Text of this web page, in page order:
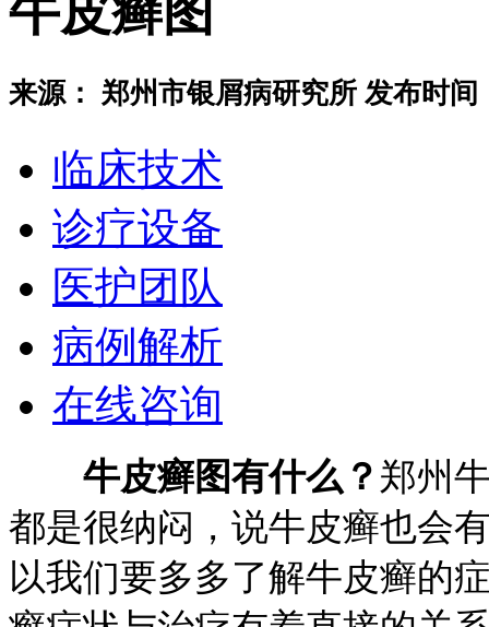
牛皮癣图
来源： 郑州市银屑病研究所 发布时间
临床技术
诊疗设备
医护团队
病例解析
在线咨询
牛皮癣图有什么？ 郑州
都是很纳闷，说牛皮癣也会
以我们要多多了解牛皮癣的